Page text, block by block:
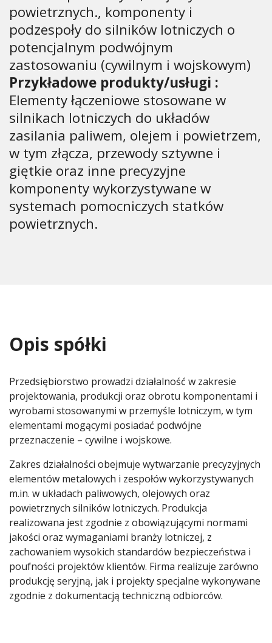
powietrznych., komponenty i
podzespoły do silników lotniczych o
potencjalnym podwójnym
zastosowaniu (cywilnym i wojskowym)
Przykładowe produkty/usługi :
Elementy łączeniowe stosowane w
silnikach lotniczych do układów
zasilania paliwem, olejem i powietrzem,
w tym złącza, przewody sztywne i
giętkie oraz inne precyzyjne
komponenty wykorzystywane w
systemach pomocniczych statków
powietrznych.
Opis spółki
Przedsiębiorstwo prowadzi działalność w zakresie
projektowania, produkcji oraz obrotu komponentami i
wyrobami stosowanymi w przemyśle lotniczym, w tym
elementami mogącymi posiadać podwójne
przeznaczenie – cywilne i wojskowe.
Zakres działalności obejmuje wytwarzanie precyzyjnych
elementów metalowych i zespołów wykorzystywanych
m.in. w układach paliwowych, olejowych oraz
powietrznych silników lotniczych. Produkcja
realizowana jest zgodnie z obowiązującymi normami
jakości oraz wymaganiami branży lotniczej, z
zachowaniem wysokich standardów bezpieczeństwa i
poufności projektów klientów. Firma realizuje zarówno
produkcję seryjną, jak i projekty specjalne wykonywane
zgodnie z dokumentacją techniczną odbiorców.